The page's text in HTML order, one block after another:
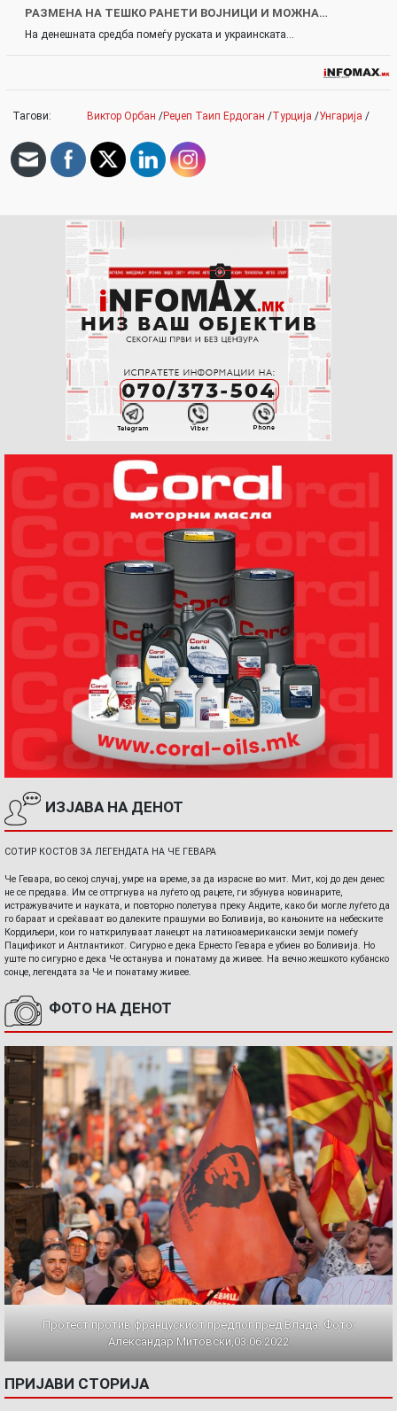
РАЗМЕНА НА ТЕШКО РАНЕТИ ВОЈНИЦИ И МОЖНА…
На денешната средба помеѓу руската и украинската…
Тагови: Виктор Орбан /Реџеп Таип Ердоган /Турција /Унгарија /
ИЗЈАВА НА ДЕНОТ
СОТИР КОСТОВ ЗА ЛЕГЕНДАТА НА ЧЕ ГЕВАРА
Че Гевара, во секој случај, умре на време, за да израсне во мит. Мит, кој до ден денес
не се предава. Им се оттргнува на луѓето од рацете, ги збунува новинарите,
истражувачите и науката, и повторно полетува преку Андите, како би могле луѓето да
го бараат и среќаваат во далеките прашуми во Боливија, во кањоните на небеските
Кордиљери, кои го наткрилуваат ланецот на латиноамерикански земји помеѓу
Пацификот и Антлантикот. Сигурно е дека Ернесто Гевара е убиен во Боливија. Но
уште по сигурно е дека Че останува и понатаму да живее. На вечно жешкото кубанско
сонце, легендата за Че и понатаму живее.
ФОТО НА ДЕНОТ
Протест против францускиот предлог пред Влада. Фото:
Александар Митовски,03.06.2022
ПРИЈАВИ СТОРИЈА